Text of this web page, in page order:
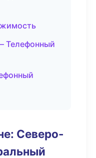
Телефонный
Северо-